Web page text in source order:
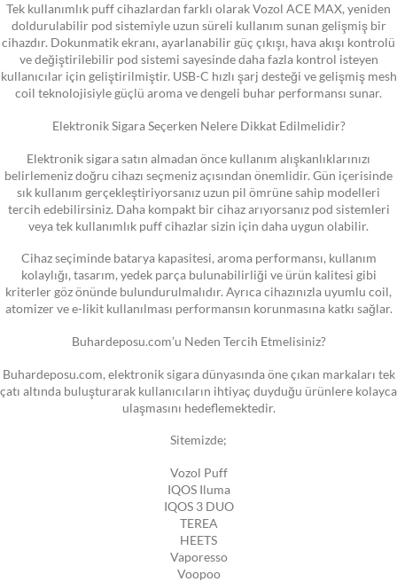
Tek kullanımlık puff cihazlardan farklı olarak Vozol ACE MAX, yeniden
doldurulabilir pod sistemiyle uzun süreli kullanım sunan gelişmiş bir
cihazdır. Dokunmatik ekranı, ayarlanabilir güç çıkışı, hava akışı kontrolü
ve değiştirilebilir pod sistemi sayesinde daha fazla kontrol isteyen
kullanıcılar için geliştirilmiştir. USB-C hızlı şarj desteği ve gelişmiş mesh
coil teknolojisiyle güçlü aroma ve dengeli buhar performansı sunar.
Elektronik Sigara Seçerken Nelere Dikkat Edilmelidir?
Elektronik sigara satın almadan önce kullanım alışkanlıklarınızı
belirlemeniz doğru cihazı seçmeniz açısından önemlidir. Gün içerisinde
sık kullanım gerçekleştiriyorsanız uzun pil ömrüne sahip modelleri
tercih edebilirsiniz. Daha kompakt bir cihaz arıyorsanız pod sistemleri
veya tek kullanımlık puff cihazlar sizin için daha uygun olabilir.
Cihaz seçiminde batarya kapasitesi, aroma performansı, kullanım
kolaylığı, tasarım, yedek parça bulunabilirliği ve ürün kalitesi gibi
kriterler göz önünde bulundurulmalıdır. Ayrıca cihazınızla uyumlu coil,
atomizer ve e-likit kullanılması performansın korunmasına katkı sağlar.
Buhardeposu.com’u Neden Tercih Etmelisiniz?
Buhardeposu.com, elektronik sigara dünyasında öne çıkan markaları tek
çatı altında buluşturarak kullanıcıların ihtiyaç duyduğu ürünlere kolayca
ulaşmasını hedeflemektedir.
Sitemizde;
Vozol Puff
IQOS Iluma
IQOS 3 DUO
TEREA
HEETS
Vaporesso
Voopoo